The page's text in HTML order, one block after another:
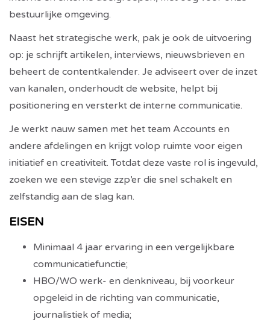
bestuurlijke omgeving.
Naast het strategische werk, pak je ook de uitvoering
op: je schrijft artikelen, interviews, nieuwsbrieven en
beheert de contentkalender. Je adviseert over de inzet
van kanalen, onderhoudt de website, helpt bij
positionering en versterkt de interne communicatie.
Je werkt nauw samen met het team Accounts en
andere afdelingen en krijgt volop ruimte voor eigen
initiatief en creativiteit. Totdat deze vaste rol is ingevuld,
zoeken we een stevige zzp’er die snel schakelt en
zelfstandig aan de slag kan.
EISEN
Minimaal 4 jaar ervaring in een vergelijkbare
communicatiefunctie;
HBO/WO werk- en denkniveau, bij voorkeur
opgeleid in de richting van communicatie,
journalistiek of media;